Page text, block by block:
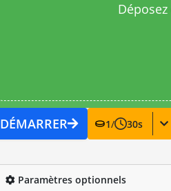
DÉMARRER 1/ 30s
Paramètres optionnels